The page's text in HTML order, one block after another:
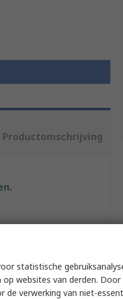
Productomschrijving
Voltage, Current
Meter
statistische
websites van derden. Door
verwerking van niet-